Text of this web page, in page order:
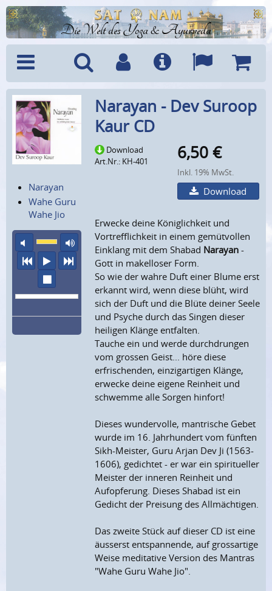
Die Welt des Yoga & Ayurveda
Menü SucheBenutzerkonto
Info Sprachen
Narayan
Wahe Guru
Wahe Jio
Ton aus
maximale Laustärke
vorheriger Titel
Abspielennächster Titel
Wiedergabe stoppen
Narayan - Dev Suroop
Kaur CD
Download
Art.Nr.: KH-401
6,50 €
Inkl. 19% MwSt.
Download
Erwecke deine Königlichkeit und
Vortrefflichkeit in einem gemütvollen
Einklang mit dem Shabad Narayan -
Gott in makelloser Form.
So wie der wahre Duft einer Blume erst
erkannt wird, wenn diese blüht, wird
sich der Duft und die Blüte deiner Seele
und Psyche durch das Singen dieser
heiligen Klänge entfalten.
Tauche ein und werde durchdrungen
vom grossen Geist... höre diese
erfrischenden, einzigartigen Klänge,
erwecke deine eigene Reinheit und
schwemme alle Sorgen hinfort!
Dieses wundervolle, mantrische Gebet
wurde im 16. Jahrhundert vom fünften
Sikh-Meister, Guru Arjan Dev Ji (1563-
1606), gedichtet - er war ein spiritueller
Meister der inneren Reinheit und
Aufopferung. Dieses Shabad ist ein
Gedicht der Preisung des Allmächtigen.
Das zweite Stück auf dieser CD ist eine
äusserst entspannende, auf grossartige
Weise meditative Version des Mantras
"Wahe Guru Wahe Jio".